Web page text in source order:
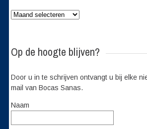
Archief
Op de hoogte blijven?
Door u in te schrijven ontvangt u bij elke
mail van Bocas Sanas.
Naam